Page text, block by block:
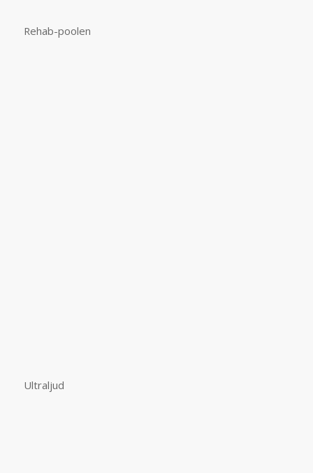
Rehab-poolen
Ultraljud